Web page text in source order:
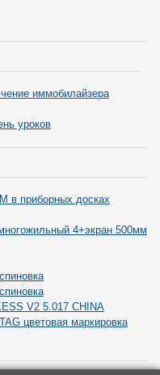
иммобилайзера
уроков
в приборных досках
4+экран 500мм
V2 5.017 CHINA
цветовая маркировка